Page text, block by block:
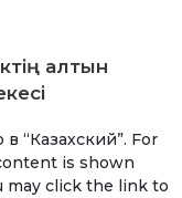
алтын
в “Казахский”. For
is shown
may click the link to